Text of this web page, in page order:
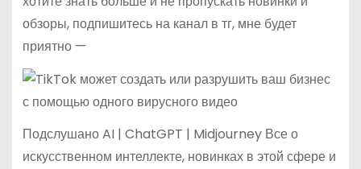
обзоры, подпишитесь на канал в тг, мне будет
приятно —
Подслушано AI | ChatGPT | Midjourney Все о
искусственном интеллекте, новинках в этой сфере и